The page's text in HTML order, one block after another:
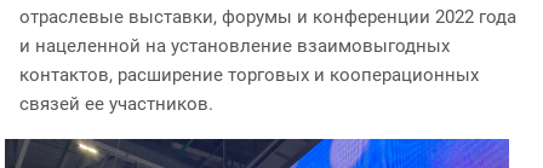
отраслевые выставки, форумы и конференции 2022 года
и нацеленной на установление взаимовыгодных
контактов, расширение торговых и кооперационных
связей ее участников.